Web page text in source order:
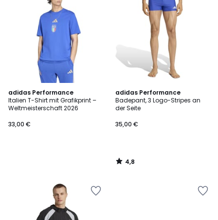
adidas Performance
Italien T-Shirt mit Grafikprint –
Weltmeisterschaft 2026
33,00 €
adidas Performance
Badepant, 3 Logo-Stripes an
der Seite
35,00 €
4,8
/ 5
4,8
/